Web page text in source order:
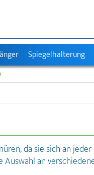
Spiegelhalterung
da sie sich an
an